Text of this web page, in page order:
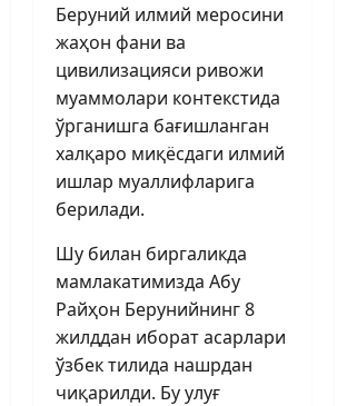
Беруний илмий меросини
жаҳон фани ва
цивилизация­си ривожи
муаммолари контекс­тида
ўрганишга бағиш­ланган
халқаро миқёсдаги илмий
ишлар муаллифларига
берилади.
Шу билан биргаликда
мамлакатимизда Абу
Райҳон Берунийнинг 8
жилддан иборат асарлари
ўзбек тилида нашрдан
чиқарилди. Бу улуғ